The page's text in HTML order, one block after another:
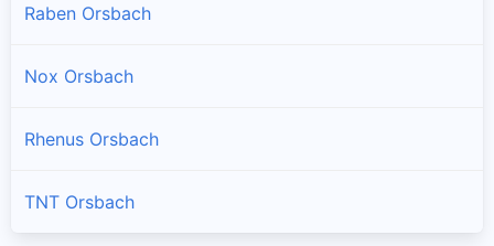
Raben Orsbach
Nox Orsbach
Rhenus Orsbach
TNT Orsbach